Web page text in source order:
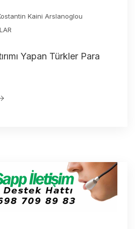
Kaini Arslanoglou
Yapan Türkler Para